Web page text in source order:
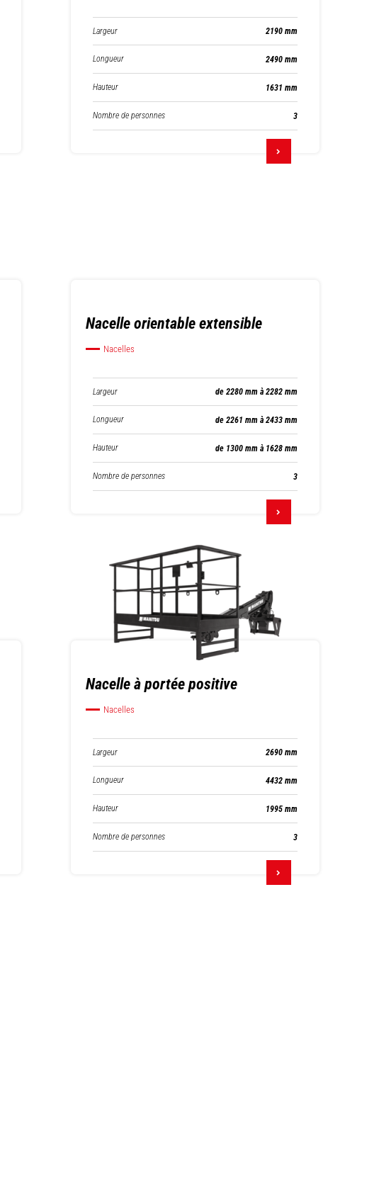
Largeur 2190 mm
Longueur 2490 mm
Hauteur 1631 mm
Nombre de personnes 3
Nacelle orientable extensible
Nacelles
Largeur de 2280 mm à 2282 mm
Longueur de 2261 mm à 2433 mm
Hauteur de 1300 mm à 1628 mm
Nombre de personnes 3
Nacelle à portée positive
Nacelles
Largeur 2690 mm
Longueur 4432 mm
Hauteur 1995 mm
Nombre de personnes 3